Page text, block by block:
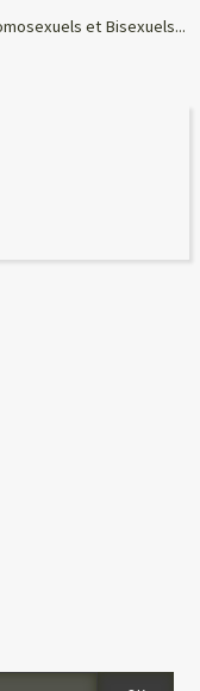
et Bisexuels...